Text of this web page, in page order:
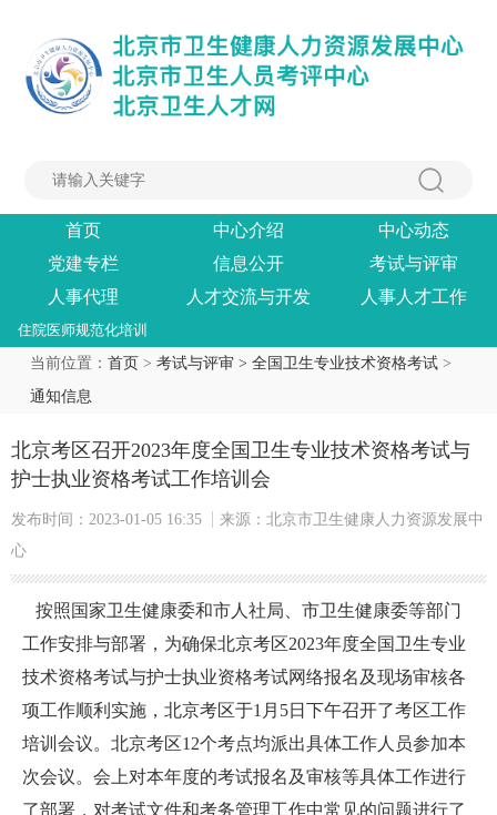
首页 中心介绍
中心动态
党建专栏
信息公开
考试与评审
人事代理
人才交流与开发 人事人才工作
住院医师规范化培训
当前位置： 首页 > 考试与评审 > 全国卫生专业技术资格考试>
通知信息
北京考区召开2023年度全国卫生专业技术资格考试与
护士执业资格考试工作培训会
发布时间：2023-01-05 16:35
来源：北京市卫生健康人力资源发展中
心
按照国家卫生健康委和市人社局、市卫生健康委等部门
工作安排与部署，为确保北京考区2023年度全国卫生专业
技术资格考试与护士执业资格考试网络报名及现场审核各
项工作顺利实施，北京考区于1月5日下午召开了考区工作
培训会议。北京考区12个考点均派出具体工作人员参加本
次会议。会上对本年度的考试报名及审核等具体工作进行
了部署，对考试文件和考务管理工作中常见的问题进行了